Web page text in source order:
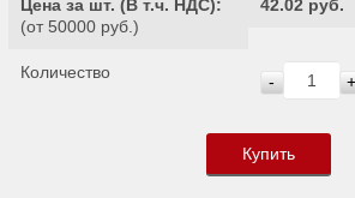
Цена за шт. (В т.ч. НДС):
(от 50000 руб.)
42.02 руб.
Количество - +
Купить